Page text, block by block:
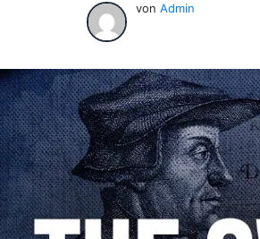
von Admin